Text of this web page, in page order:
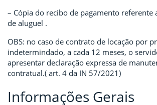
– Cópia do recibo de pagamento
de aluguel .
OBS: no caso de contrato de locação por
indetermindado, a cada 12 meses, o
apresentar declaração expressa de
contratual.( art. 4 da IN 57/2021)
Informações Gerais